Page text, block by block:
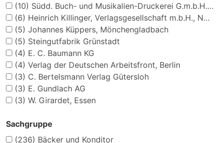
(10) Südd. Buch- und Musikalien-Druckerei G.m.b.H., München
(6) Heinrich Killinger, Verlagsgesellschaft m.b.H., Nordhausen
(5) Johannes Küppers, Mönchengladbach
(5) Steingutfabrik Grünstadt
(4) E. C. Baumann KG
(4) Verlag der Deutschen Arbeitsfront, Berlin
(3) C. Bertelsmann Verlag Gütersloh
(3) E. Gundlach AG
(3) W. Girardet, Essen
Sachgruppe
(236) Bäcker und Konditor